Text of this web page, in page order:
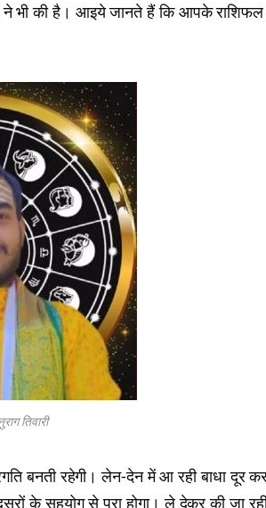
ने भी की है। आइये जानते हैं कि आपके
तिवारी
बनती रहेगी। लेन-देन में आ रही बाधा दूर
के सहयोग से पूरा होगा। ले देकर की जा